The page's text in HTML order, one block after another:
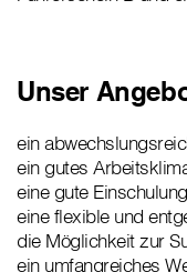
Unser
ein
ein gutes
eine gute
eine flexible und
die Möglichkeit zur
ein umfangreiches